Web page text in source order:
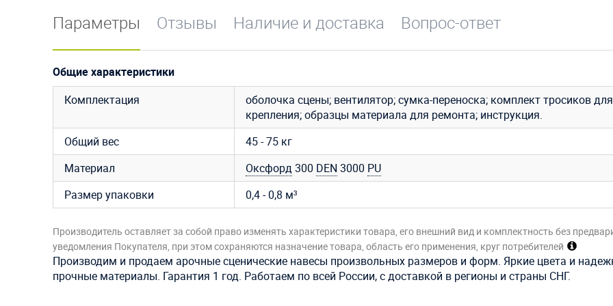
Параметры Отзывы Наличие и доставка Вопрос-ответ
Общие характеристики
Комплектация
оболочка сцены; вентилятор; сумка-переноска; комплект тросиков для
крепления; образцы материала для ремонта; инструкция.
Общий вес
45 - 75 кг
Материал
Оксфорд300 DEN 3000 PU
Размер упаковки
0,4 - 0,8 м³
Производитель оставляет за собой право изменять характеристики товара, его внешний вид и комплектность без
уведомления Покупателя, при этом сохраняются назначение товара, область его применения, круг потребителей
Производим и продаем арочные сценические навесы произвольных размеров и форм. Яркие цвета и
прочные материалы. Гарантия 1 год. Работаем по всей России, с доставкой в регионы и страны СНГ.